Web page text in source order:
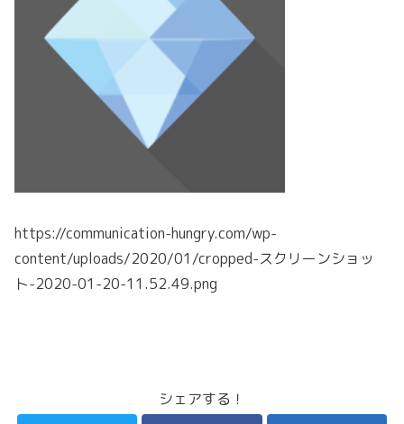
https://communication-hungry.com/wp-
content/uploads/2020/01/cropped-スクリーンショッ
ト-2020-01-20-11.52.49.png
シェアする！